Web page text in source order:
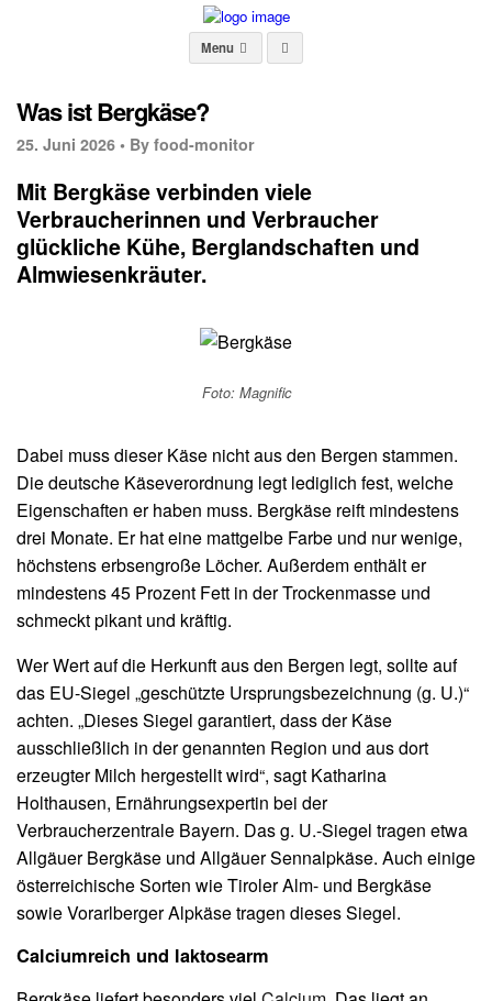
Menu
Was ist Bergkäse?
25. Juni 2026 • By food-monitor
Mit Bergkäse verbinden viele
Verbraucherinnen und Verbraucher
glückliche Kühe, Berglandschaften und
Almwiesenkräuter.
Foto: Magnific
Dabei muss dieser Käse nicht aus den Bergen stammen.
Die deutsche Käseverordnung legt lediglich fest, welche
Eigenschaften er haben muss. Bergkäse reift mindestens
drei Monate. Er hat eine mattgelbe Farbe und nur wenige,
höchstens erbsengroße Löcher. Außerdem enthält er
mindestens 45 Prozent Fett in der Trockenmasse und
schmeckt pikant und kräftig.
Wer Wert auf die Herkunft aus den Bergen legt, sollte auf
das EU-Siegel „geschützte Ursprungsbezeichnung (g. U.)“
achten. „Dieses Siegel garantiert, dass der Käse
ausschließlich in der genannten Region und aus dort
erzeugter Milch hergestellt wird“, sagt Katharina
Holthausen, Ernährungsexpertin bei der
Verbraucherzentrale Bayern. Das g. U.-Siegel tragen etwa
Allgäuer Bergkäse und Allgäuer Sennalpkäse. Auch einige
österreichische Sorten wie Tiroler Alm- und Bergkäse
sowie Vorarlberger Alpkäse tragen dieses Siegel.
Calciumreich und laktosearm